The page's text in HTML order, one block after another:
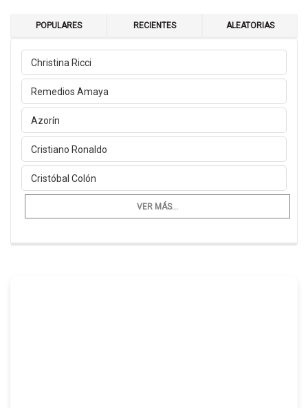
POPULARES RECIENTES ALEATORIAS
Christina Ricci
Remedios Amaya
Azorín
Cristiano Ronaldo
Cristóbal Colón
VER MÁS...